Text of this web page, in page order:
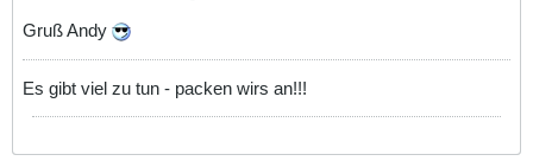
Gruß Andy
Es gibt viel zu tun - packen wirs an!!!